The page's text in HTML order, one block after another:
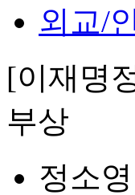
외교/
[이재명
부상
정소